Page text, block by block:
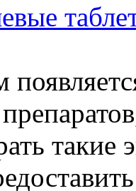
такие